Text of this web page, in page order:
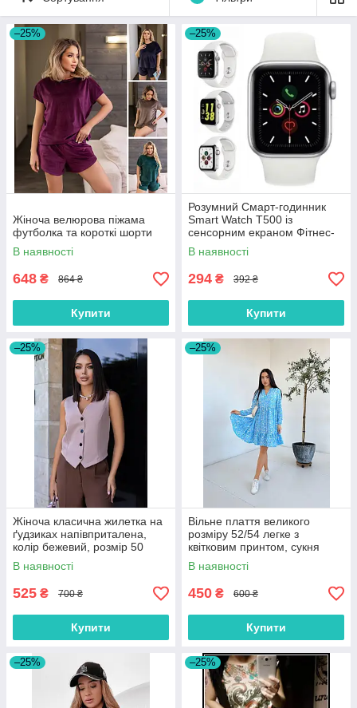
–25%
Жіноча велюрова піжама
футболка та короткі шорти
В наявності
648 ₴ 864 ₴
Купити
–25%
Розумний Смарт-годинник
Smart Watch T500 із
сенсорним екраном Фітнес-
трекер, колір білий
В наявності
294 ₴ 392 ₴
Купити
–25%
Жіноча класична жилетка на
ґудзиках напівприталена,
колір бежевий, розмір 50
В наявності
525 ₴ 700 ₴
Купити
–25%
Вільне плаття великого
розміру 52/54 легке з
квітковим принтом, сукня
трапеція
В наявності
450 ₴ 600 ₴
Купити
–25% –25%